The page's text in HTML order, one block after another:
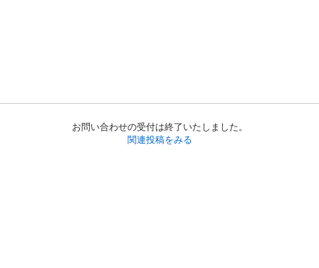
お問い合わせの受付は終了いたしました。
関連投稿をみる